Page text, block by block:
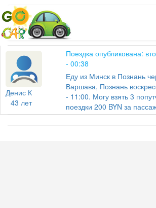
Денис К
43 лет
Поездка опубликована:
- 00:38
Еду из Минск в Познань
Варшава, Познань
- 11:00. Могу взять 3
поездки 200 BYN за